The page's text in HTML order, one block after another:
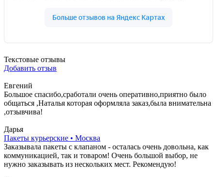
Текстовые отзывы
Добавить отзыв
Евгений
Большое спасибо,сработали очень оперативно,приятно было
общаться ,Наталья которая оформляла заказ,была внимательна
,отзывчива!
Дарья
Пакеты курьерские • Москва
Заказывала пакеты с клапаном - осталась очень довольна, как
коммуникацией, так и товаром! Очень большой выбор, не
нужно заказывать из нескольких мест. Рекомендую!